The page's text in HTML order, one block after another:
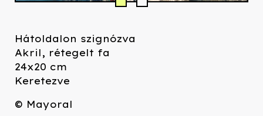
Hátoldalon szignózva
Akril, rétegelt fa
24x20 cm
Keretezve
© Mayoral